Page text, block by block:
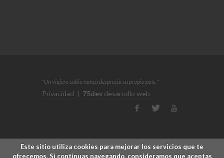
"Un viajero sabio nunca desprecia su propio país."
Privacidad | 75dev desarrollo web
Este sitio utiliza cookies para mejorar los servicios que te
ofrecemos. Si continuas navegando, consideramos que aceptas